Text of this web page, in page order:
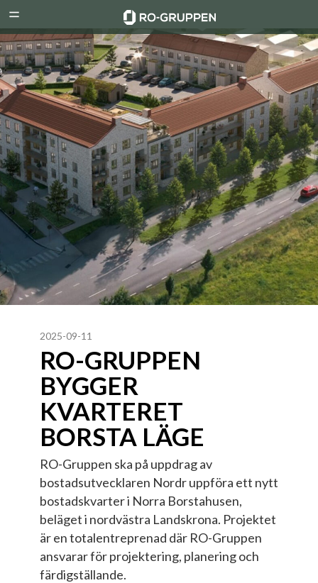
Menu
Gruppen
2025-09-11
RO-GRUPPEN
BYGGER
KVARTERET
BORSTA LÄGE
RO-Gruppen ska på uppdrag av
bostadsutvecklaren Nordr uppföra ett nytt
bostadskvarter i Norra Borstahusen,
beläget i nordvästra Landskrona. Projektet
är en totalentreprenad där RO-Gruppen
ansvarar för projektering, planering och
färdigställande.